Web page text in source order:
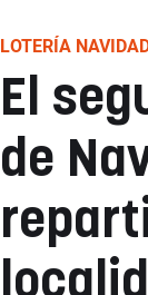
LOTERÍA
El
de